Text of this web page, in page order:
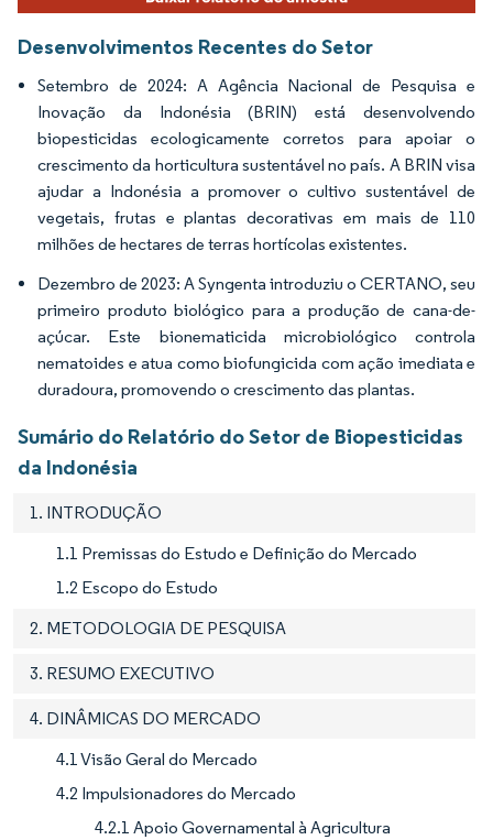
Desenvolvimentos Recentes do Setor
Setembro de 2024: A Agência Nacional de Pesquisa e
Inovação da Indonésia (BRIN) está desenvolvendo
biopesticidas ecologicamente corretos para apoiar o
crescimento da horticultura sustentável no país. A BRIN visa
ajudar a Indonésia a promover o cultivo sustentável de
vegetais, frutas e plantas decorativas em mais de 110
milhões de hectares de terras hortícolas existentes.
Dezembro de 2023: A Syngenta introduziu o CERTANO, seu
primeiro produto biológico para a produção de cana-de-
açúcar. Este bionematicida microbiológico controla
nematoides e atua como biofungicida com ação imediata e
duradoura, promovendo o crescimento das plantas.
Sumário do Relatório do Setor de Biopesticidas
da Indonésia
1. INTRODUÇÃO
1.1 Premissas do Estudo e Definição do Mercado
1.2 Escopo do Estudo
2. METODOLOGIA DE PESQUISA
3. RESUMO EXECUTIVO
4. DINÂMICAS DO MERCADO
4.1 Visão Geral do Mercado
4.2 Impulsionadores do Mercado
4.2.1 Apoio Governamental à Agricultura